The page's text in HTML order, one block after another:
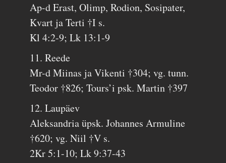
Ap-d Erast, Olimp, Rodion, Sosipater,
Kvart ja Terti †I s.
Kl 4:2-9; Lk 13:1-9
11. Reede
Mr-d Miinas ja Vikenti †304; vg. tunn.
Teodor †826; Tours’i psk. Martin †397
12. Laupäev
Aleksandria üpsk. Johannes Armuline
†620; vg. Niil †V s.
2Kr 5:1-10; Lk 9:37-43